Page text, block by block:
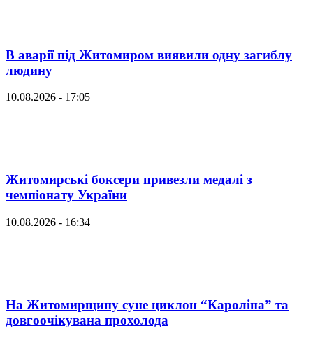
В аварії під Житомиром виявили одну загиблу
людину
10.08.2026 - 17:05
Житомирські боксери привезли медалі з
чемпіонату України
10.08.2026 - 16:34
На Житомирщину суне циклон “Кароліна” та
довгоочікувана прохолода